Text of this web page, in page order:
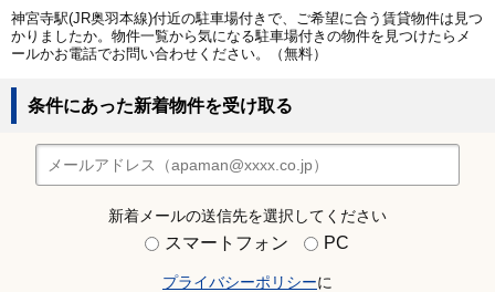
神宮寺駅(JR奥羽本線)付近の駐車場付きで、ご希望に合う賃貸物件は見つ
かりましたか。物件一覧から気になる駐車場付きの物件を見つけたらメ
ールかお電話でお問い合わせください。（無料）
条件にあった新着物件を受け取る
新着メールの送信先を選択してください
スマートフォン PC
プライバシーポリシーに